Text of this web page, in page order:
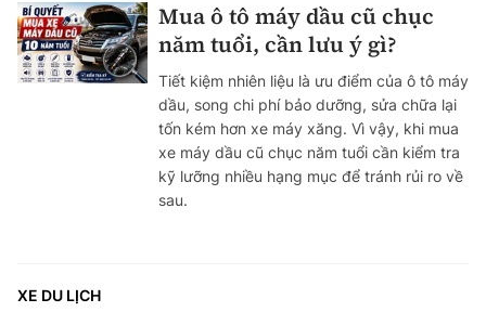
Mua ô tô máy dầu cũ chục
năm tuổi, cần lưu ý gì?
Tiết kiệm nhiên liệu là ưu điểm của ô tô máy
dầu, song chi phí bảo dưỡng, sửa chữa lại
tốn kém hơn xe máy xăng. Vì vậy, khi mua
xe máy dầu cũ chục năm tuổi cần kiểm tra
kỹ lưỡng nhiều hạng mục để tránh rủi ro về
sau.
XE DU LỊCH